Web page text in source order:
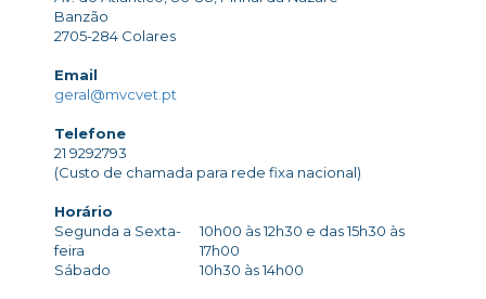
Banzão
2705-284 Colares
Email
geral@mvcvet.pt
Telefone
21 9292793
(Custo de chamada para rede fixa nacional)
Horário
Segunda a Sexta-
feira
10h00 às 12h30 e das 15h30 às
17h00
Sábado
10h30 às 14h00